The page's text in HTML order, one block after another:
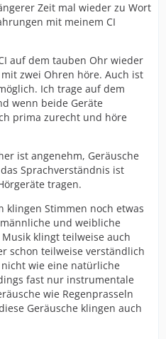
Zeit mal wieder zu Wort
mit meinem CI
auf dem tauben Ohr wieder
zwei Ohren höre. Auch ist
Ich trage auf dem
wenn beide Geräte
prima zurecht und höre
ist angenehm, Geräusche
Sprachverständnis ist
tragen.
klingen Stimmen noch etwas
und weibliche
klingt teilweise auch
schon teilweise verständlich
wie eine natürliche
fast nur instrumentale
wie Regenprasseln
Geräusche klingen auch